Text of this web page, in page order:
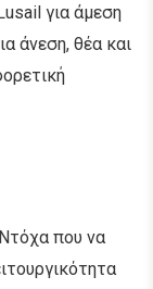
για άμεση
άνεση, θέα και
που να